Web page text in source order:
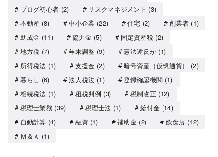
ブログ初心者 (2) リスクマネジメント (3)
不動産 (8) 中小企業 (22) 住宅 (2) 創業者 (1)
助成金 (11) 協力金 (5) 固定資産税(2)
地方税 (7) 年末調整 (9) 憲法違反か(1)
所得税法 (1) 支援金 (2) 暗号資産（仮想通貨）
(2)
暮らし (6) 法人税法 (1) 登録確認機関 (1)
相続税法 (1) 租税判例 (3) 税制改正 (12)
税理士業務 (39) 税理士法 (1) 給付金 (14)
自動計算 (4) 融資 (1) 補助金 (2) 飲食店 (12)
Ｍ＆Ａ (1)